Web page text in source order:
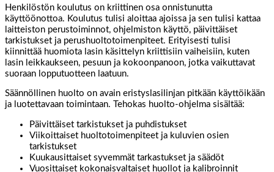
Henkilöstön koulutus on kriittinen osa onnistunutta
käyttöönottoa. Koulutus tulisi aloittaa ajoissa ja sen tulisi kattaa
laitteiston perustoiminnot, ohjelmiston käyttö, päivittäiset
tarkistukset ja perushuoltotoimenpiteet. Erityisesti tulisi
kiinnittää huomiota lasin käsittelyn kriittisiin vaiheisiin, kuten
lasin leikkaukseen, pesuun ja kokoonpanoon, jotka vaikuttavat
suoraan lopputuotteen laatuun.
Säännöllinen huolto on avain eristyslasilinjan pitkään käyttöikään
ja luotettavaan toimintaan. Tehokas huolto-ohjelma sisältää:
Päivittäiset tarkistukset ja puhdistukset
Viikoittaiset huoltotoimenpiteet ja kuluvien osien
tarkistukset
Kuukausittaiset syvemmät tarkastukset ja säädöt
Vuosittaiset kokonaisvaltaiset huollot ja kalibroinnit